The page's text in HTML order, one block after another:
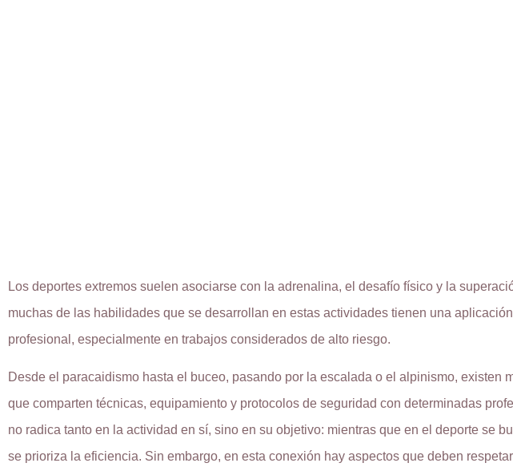
Los deportes extremos suelen asociarse con la adrenalina, el desafío físico y la
muchas de las habilidades que se desarrollan en estas actividades tienen una
profesional, especialmente en trabajos considerados de alto riesgo.
Desde el paracaidismo hasta el buceo, pasando por la escalada o el alpinismo, existen
que comparten técnicas, equipamiento y protocolos de seguridad con determinadas
no radica tanto en la actividad en sí, sino en su objetivo: mientras que en el deporte se
se prioriza la eficiencia. Sin embargo, en esta conexión hay aspectos que deben